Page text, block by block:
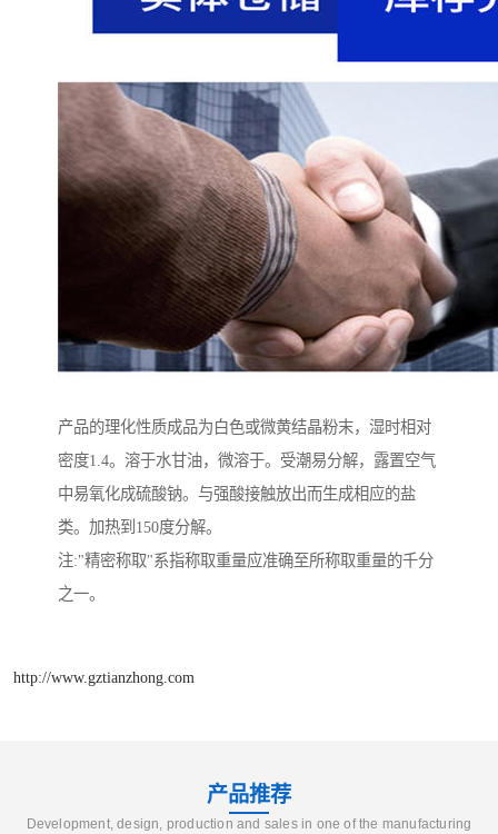
产品的理化性质成品为白色或微黄结晶粉末，湿时相对
密度1.4。溶于水甘油，微溶于。受潮易分解，露置空气
中易氧化成硫酸钠。与强酸接触放出而生成相应的盐
类。加热到150度分解。
注:"精密称取"系指称取重量应准确至所称取重量的千分
之一。
http://www.gztianzhong.com
产品推荐
Development, design, production and sales in one of the manufacturing